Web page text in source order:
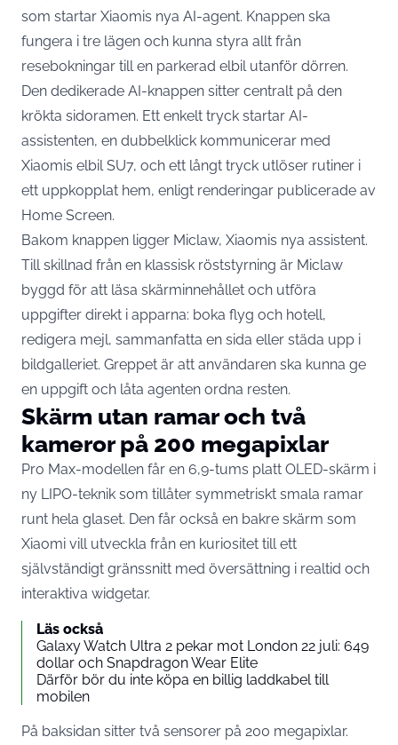
som startar Xiaomis nya AI-agent. Knappen ska
fungera i tre lägen och kunna styra allt från
resebokningar till en parkerad elbil utanför dörren.
Den dedikerade AI-knappen sitter centralt på den
krökta sidoramen. Ett enkelt tryck startar AI-
assistenten, en dubbelklick kommunicerar med
Xiaomis elbil SU7, och ett långt tryck utlöser rutiner i
ett uppkopplat hem, enligt renderingar publicerade av
Home Screen.
Bakom knappen ligger Miclaw, Xiaomis nya assistent.
Till skillnad från en klassisk röststyrning är Miclaw
byggd för att läsa skärminnehållet och utföra
uppgifter direkt i apparna: boka flyg och hotell,
redigera mejl, sammanfatta en sida eller städa upp i
bildgalleriet. Greppet är att användaren ska kunna ge
en uppgift och låta agenten ordna resten.
Skärm utan ramar och två
kameror på 200 megapixlar
Pro Max-modellen får en 6,9-tums platt OLED-skärm i
ny LIPO-teknik som tillåter symmetriskt smala ramar
runt hela glaset. Den får också en bakre skärm som
Xiaomi vill utveckla från en kuriositet till ett
självständigt gränssnitt med översättning i realtid och
interaktiva widgetar.
Läs också
Galaxy Watch Ultra 2 pekar mot London 22 juli: 649
dollar och Snapdragon Wear Elite
Därför bör du inte köpa en billig laddkabel till
mobilen
På baksidan sitter två sensorer på 200 megapixlar.